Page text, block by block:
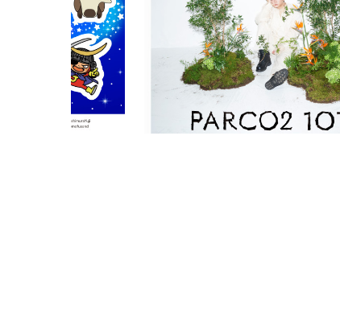
レストラン・カフェ
TAX FREE
PARCOメンバーズ
ภาษาไทย
日本語